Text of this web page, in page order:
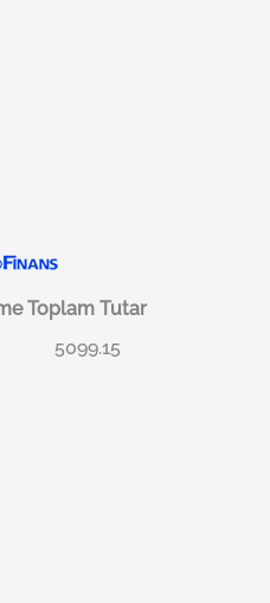
Toplam Tutar
5099.15